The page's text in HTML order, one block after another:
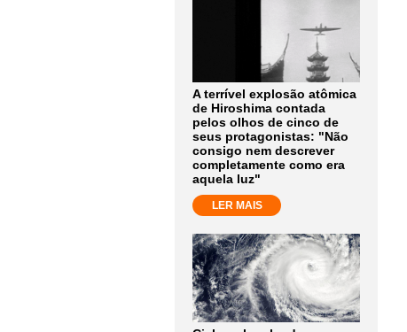
A terrível explosão atômica
de Hiroshima contada
pelos olhos de cinco de
seus protagonistas: "Não
consigo nem descrever
completamente como era
aquela luz"
LER MAIS